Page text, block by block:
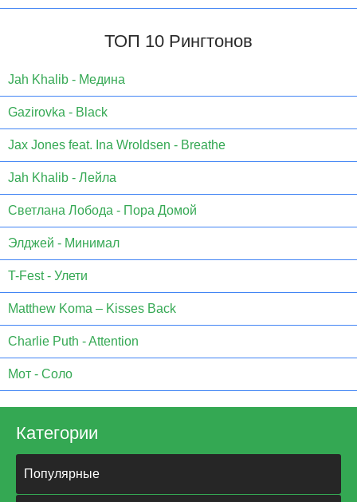
ТОП 10 Рингтонов
Jаh Khаlib - Медина
Gazirovka - Black
Jax Jones feat. Ina Wroldsen - Breathe
Jah Khalib - Лейла
Светлана Лобода - Пора Домой
Элджей - Минимал
T-Fest - Улети
Matthew Koma – Kisses Back
Charlie Puth - Attention
Мот - Соло
Категории
Популярные